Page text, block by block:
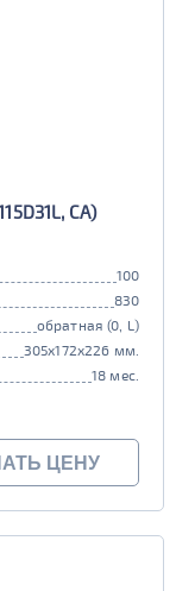
CA)
100
830
обратная (0, L)
305x172x226 мм.
18 мес.
ЦЕНУ